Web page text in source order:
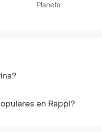
Planeta
en Rappi?